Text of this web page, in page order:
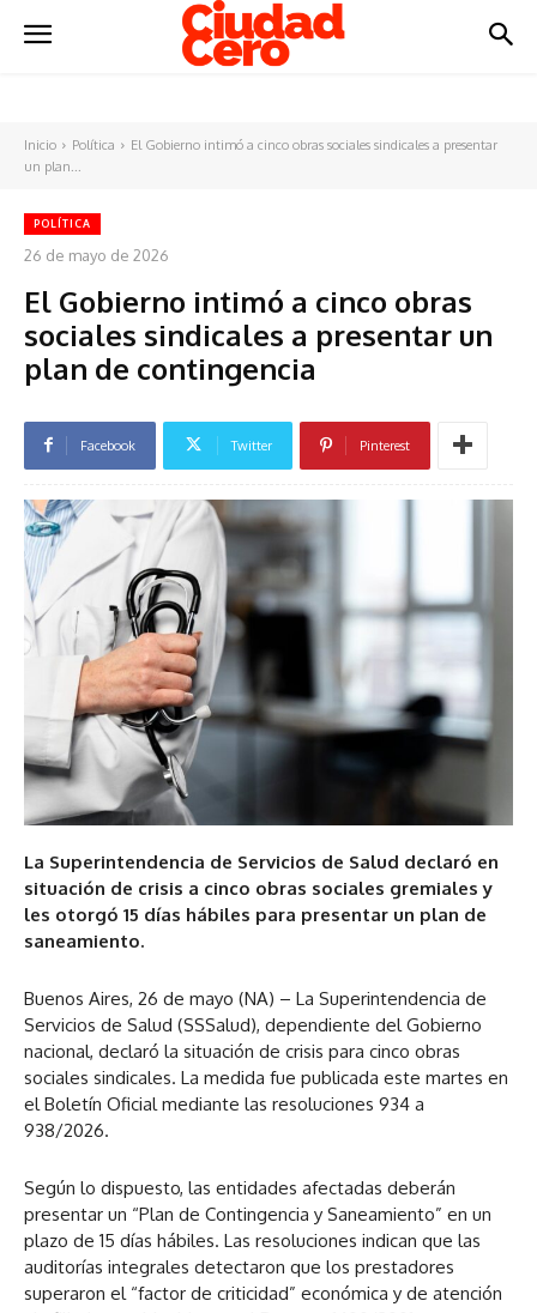
Inicio Política
El Gobierno intimó a cinco obras sociales sindicales a presentar
un plan...
POLÍTICA
26 de mayo de 2026
El Gobierno intimó a cinco obras
sociales sindicales a presentar un
plan de contingencia
Facebook Twitter Pinterest
La Superintendencia de Servicios de Salud declaró en
situación de crisis a cinco obras sociales gremiales y
les otorgó 15 días hábiles para presentar un plan de
saneamiento.
Buenos Aires, 26 de mayo (NA) – La Superintendencia de
Servicios de Salud (SSSalud), dependiente del Gobierno
nacional, declaró la situación de crisis para cinco obras
sociales sindicales. La medida fue publicada este martes en
el Boletín Oficial mediante las resoluciones 934 a
938/2026.
Según lo dispuesto, las entidades afectadas deberán
presentar un “Plan de Contingencia y Saneamiento” en un
plazo de 15 días hábiles. Las resoluciones indican que las
auditorías integrales detectaron que los prestadores
superaron el “factor de criticidad” económica y de atención